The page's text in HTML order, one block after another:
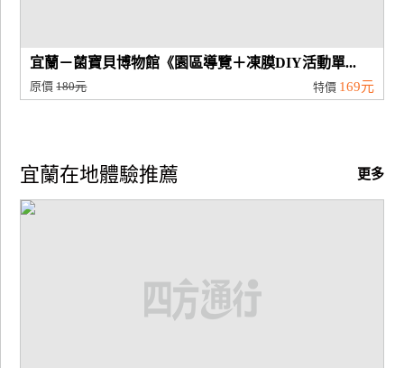
宜蘭－菌寶貝博物館《園區導覽＋凍膜DIY活動單...
原價180元 特價 169元
更多
宜蘭在地體驗推薦